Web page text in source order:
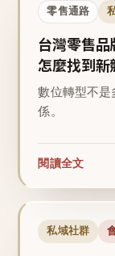
零售通路
台灣零售品
怎麼找到新
數位轉型不是
係。
閱讀全文
私域社群